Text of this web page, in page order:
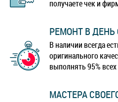
получаете чек и
РЕМОНТ В
В наличии всегда
оригинального
выполнять 95%
МАСТЕРА